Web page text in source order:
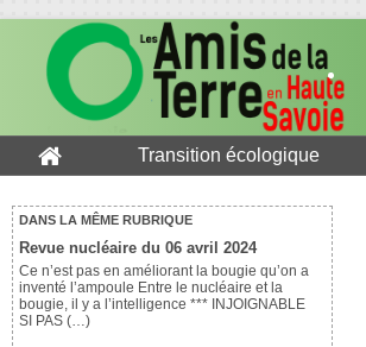
Transition écologique
DANS LA MÊME RUBRIQUE
Revue nucléaire du 06 avril 2024
Ce n’est pas en améliorant la bougie qu’on a
inventé l’ampoule Entre le nucléaire et la
bougie, il y a l’intelligence *** INJOIGNABLE
SI PAS (…)